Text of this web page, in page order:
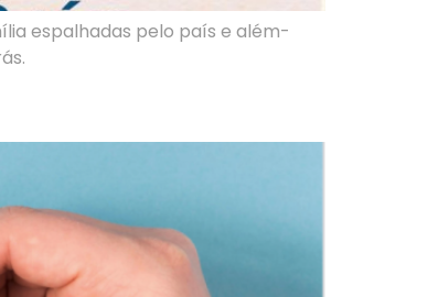
espalhadas pelo país e além-